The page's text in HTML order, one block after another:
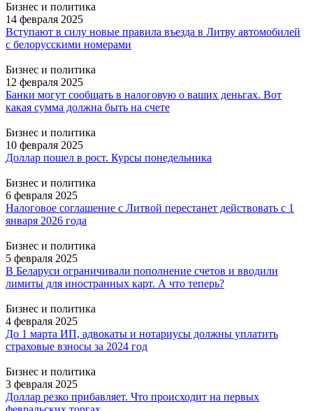
Бизнес и политика
14 февраля 2025
Вступают в силу новые правила въезда в Литву автомобилей
с белорусскими номерами
Бизнес и политика
12 февраля 2025
Банки могут сообщать в налоговую о ваших деньгах. Вот
какая сумма должна быть на счете
Бизнес и политика
10 февраля 2025
Доллар пошел в рост. Курсы понедельника
Бизнес и политика
6 февраля 2025
Налоговое соглашение с Литвой перестанет действовать с 1
января 2026 года
Бизнес и политика
5 февраля 2025
В Беларуси ограничивали пополнение счетов и вводили
лимиты для иностранных карт. А что теперь?
Бизнес и политика
4 февраля 2025
До 1 марта ИП, адвокаты и нотариусы должны уплатить
страховые взносы за 2024 год
Бизнес и политика
3 февраля 2025
Доллар резко прибавляет. Что происходит на первых